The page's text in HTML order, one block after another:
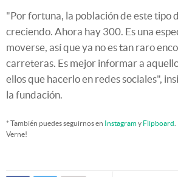
"Por fortuna, la población de este tipo
creciendo. Ahora hay 300. Es una
moverse, así que ya no es tan raro
carreteras. Es mejor informar a
ellos que hacerlo en redes sociales",
la fundación.
* También puedes seguirnos en Instagramy Flipboard
Verne!